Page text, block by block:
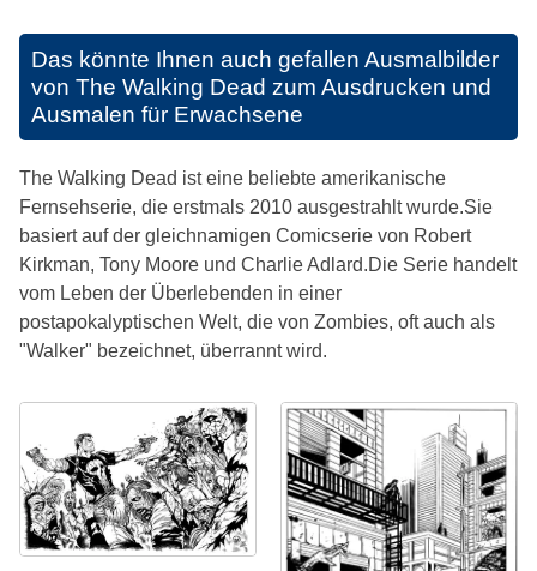
Das könnte Ihnen auch gefallen Ausmalbilder
von The Walking Dead zum Ausdrucken und
Ausmalen für Erwachsene
The Walking Dead ist eine beliebte amerikanische
Fernsehserie, die erstmals 2010 ausgestrahlt wurde.Sie
basiert auf der gleichnamigen Comicserie von Robert
Kirkman, Tony Moore und Charlie Adlard.Die Serie handelt
vom Leben der Überlebenden in einer
postapokalyptischen Welt, die von Zombies, oft auch als
"Walker" bezeichnet, überrannt wird.